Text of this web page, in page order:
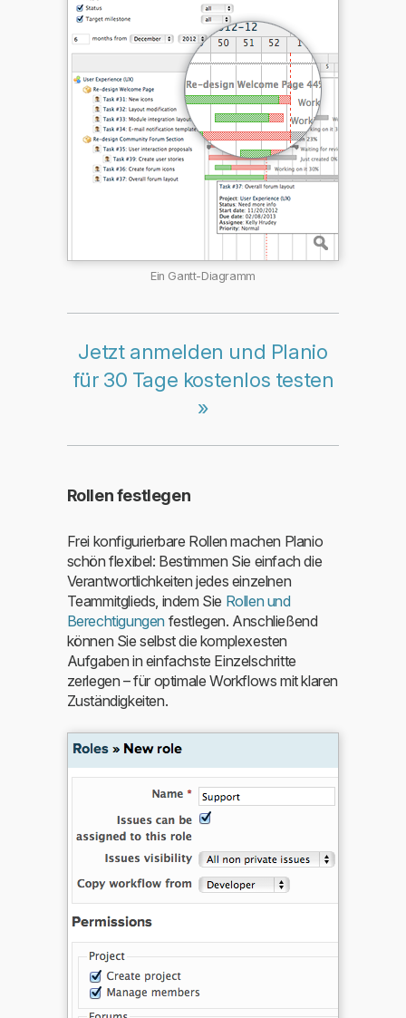
Ein Gantt-Diagramm
Jetzt anmelden und Planio
für 30 Tage kostenlos testen
»
Rollen festlegen
Frei konfigurierbare Rollen machen Planio
schön flexibel: Bestimmen Sie einfach die
Verantwortlichkeiten jedes einzelnen
Teammitglieds, indem Sie Rollen und
Berechtigungen festlegen. Anschließend
können Sie selbst die komplexesten
Aufgaben in einfachste Einzelschritte
zerlegen – für optimale Workflows mit klaren
Zuständigkeiten.